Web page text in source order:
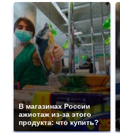
В магазинах России
ажиотаж из-за этого
продукта: что купить?